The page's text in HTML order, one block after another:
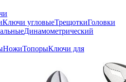
Ключи угловыеТрещоткиГоловки
Динамометрический
НожиТопорыКлючи для